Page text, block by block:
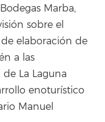
Marba,
sobre el
elaboración de
a las
La Laguna
enoturístico
Manuel